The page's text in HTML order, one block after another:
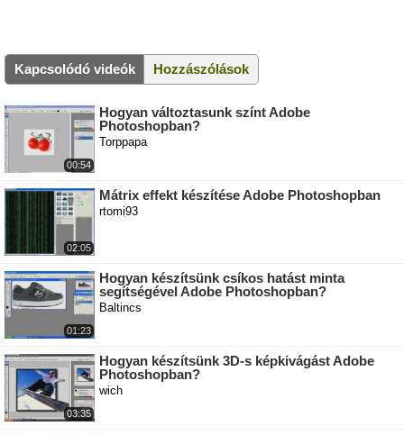
Kapcsolódó videók Hozzászólások
00:54
Hogyan változtasunk színt Adobe
Photoshopban?
Torppapa
02:05
Mátrix effekt készítése Adobe Photoshopban
rtomi93
01:23
Hogyan készítsünk csíkos hatást minta
segítségével Adobe Photoshopban?
Baltincs
03:35
Hogyan készítsünk 3D-s képkivágást Adobe
Photoshopban?
wich